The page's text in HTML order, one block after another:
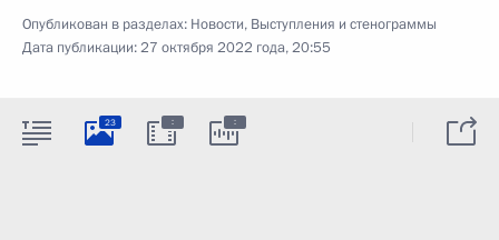
Опубликован в разделах: Новости, Выступления и стенограммы
Дата публикации:27 октября 2022 года, 20:55
23 : :